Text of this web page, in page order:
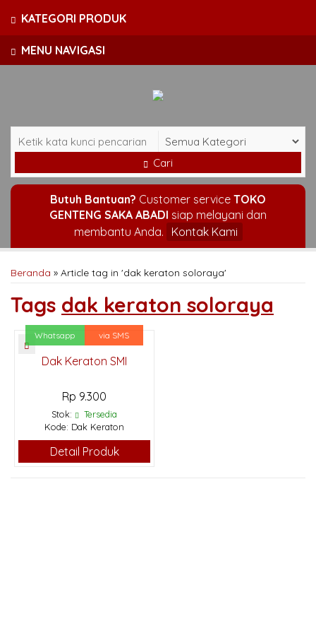
MENU NAVIGASI
Cari
Butuh Bantuan? Customer service TOKO
GENTENG SAKA ABADI siap melayani dan
membantu Anda.
Kontak Kami
Beranda » Article tag in 'dak keraton soloraya'
Tags dak keraton soloraya
Whatsapp via SMS
Dak Keraton SMI
Rp 9.300
Stok:
Tersedia
Kode: Dak Keraton
Detail Produk
KATEGORI PRODUK